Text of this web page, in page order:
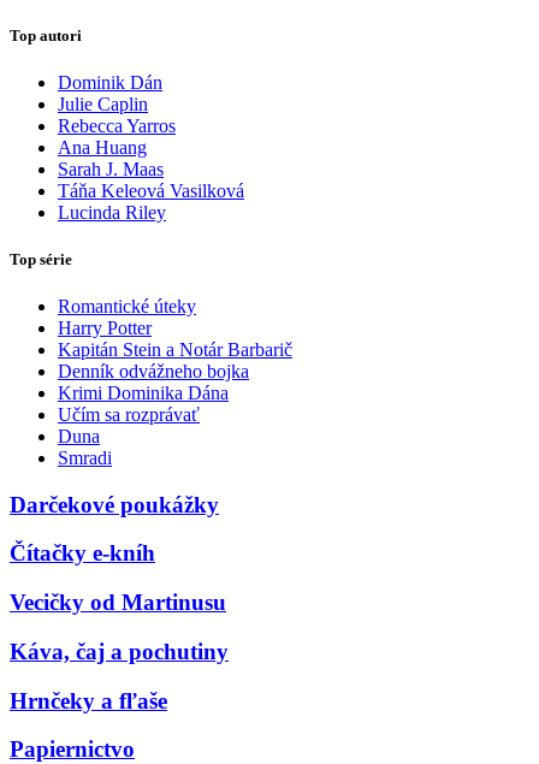
Top autori
Dominik Dán
Julie Caplin
Rebecca Yarros
Ana Huang
Sarah J. Maas
Táňa Keleová Vasilková
Lucinda Riley
Top série
Romantické úteky
Harry Potter
Kapitán Stein a Notár Barbarič
Denník odvážneho bojka
Krimi Dominika Dána
Učím sa rozprávať
Duna
Smradi
Darčekové poukážky
Čítačky e-kníh
Vecičky od Martinusu
Káva, čaj a pochutiny
Hrnčeky a fľaše
Papiernictvo